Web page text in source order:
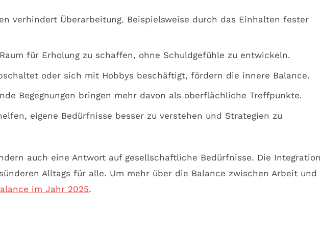
verhindert Überarbeitung. Beispielsweise durch das Einhalten fester
für Erholung zu schaffen, ohne Schuldgefühle zu entwickeln.
oder sich mit Hobbys beschäftigt, fördern die innere Balance.
Begegnungen bringen mehr davon als oberflächliche Treffpunkte.
eigene Bedürfnisse besser zu verstehen und Strategien zu
auch eine Antwort auf gesellschaftliche Bedürfnisse. Die
Alltags für alle. Um mehr über die Balance zwischen Arbeit und
im Jahr 2025.